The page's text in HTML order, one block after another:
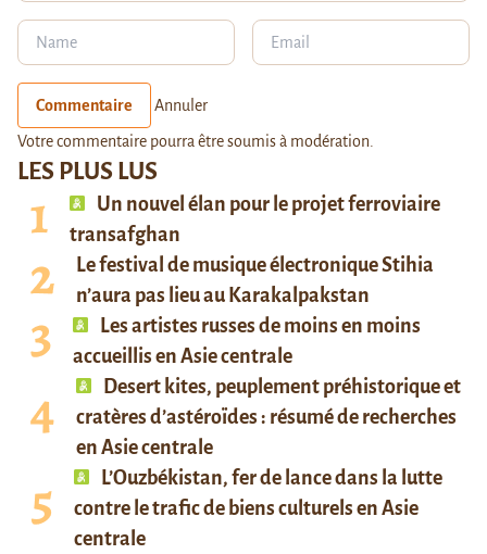
LES PLUS LUS
Un nouvel élan pour le projet ferroviaire
transafghan
Le festival de musique électronique Stihia
n’aura pas lieu au Karakalpakstan
Les artistes russes de moins en moins
accueillis en Asie centrale
Desert kites, peuplement préhistorique et
cratères d’astéroïdes : résumé de recherches
en Asie centrale
L’Ouzbékistan, fer de lance dans la lutte
contre le trafic de biens culturels en Asie
centrale
Commentaire Annuler
Votre commentaire pourra être soumis à modération.